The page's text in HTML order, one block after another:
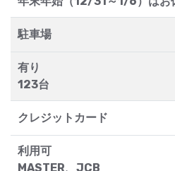
駐車場
有り
123台
クレジットカード
利用可
MASTER、JCB